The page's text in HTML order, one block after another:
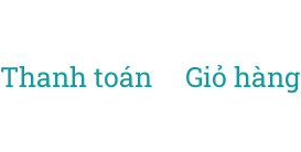
Thanh toán Giỏ hàng